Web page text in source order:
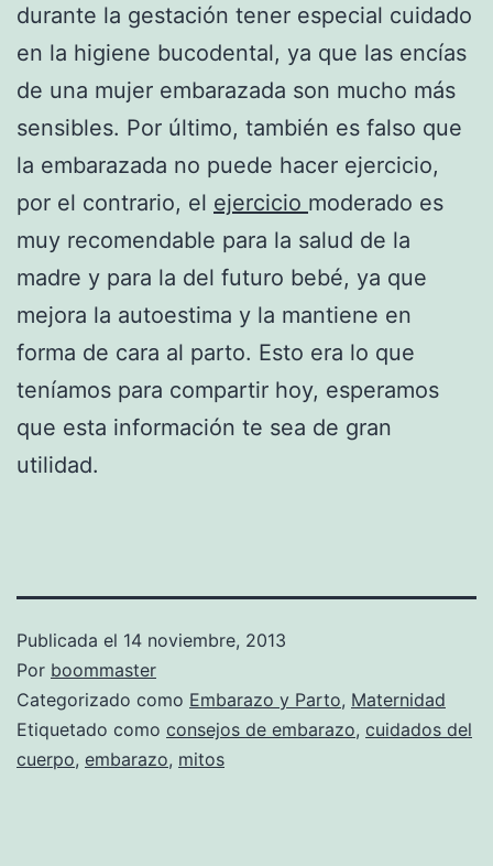
durante la gestación tener especial cuidado
en la higiene bucodental, ya que las encías
de una mujer embarazada son mucho más
sensibles. Por último, también es falso que
la embarazada no puede hacer ejercicio,
por el contrario, el ejercicio moderado es
muy recomendable para la salud de la
madre y para la del futuro bebé, ya que
mejora la autoestima y la mantiene en
forma de cara al parto. Esto era lo que
teníamos para compartir hoy, esperamos
que esta información te sea de gran
utilidad.
Publicada el 14 noviembre, 2013
Por boommaster
Categorizado como Embarazo y Parto, Maternidad
Etiquetado como consejos de embarazo, cuidados del
cuerpo, embarazo, mitos